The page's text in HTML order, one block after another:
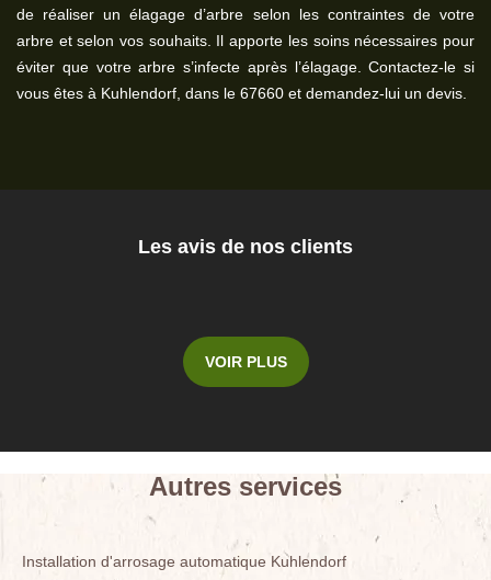
de réaliser un élagage d’arbre selon les contraintes de votre
arbre et selon vos souhaits. Il apporte les soins nécessaires pour
éviter que votre arbre s’infecte après l’élagage. Contactez-le si
vous êtes à Kuhlendorf, dans le 67660 et demandez-lui un devis.
Les avis de nos clients
VOIR PLUS
Autres services
Installation d'arrosage automatique Kuhlendorf